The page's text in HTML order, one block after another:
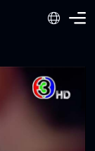
ไว้หน้าบ้าน